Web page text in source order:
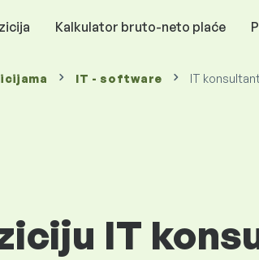
Kalkulator bruto-neto plaće
IT - software IT
IT